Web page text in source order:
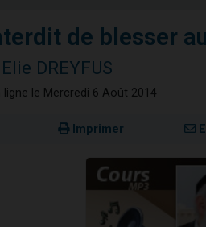
de blesser
DREYFUS
ligne le Mercredi 6 Août 2014
Imprimer